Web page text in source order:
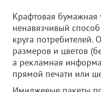
Крафтовая бумажная
ненавязчивый
круга потребителей.
размеров и цветов
а рекламная
прямой печати или